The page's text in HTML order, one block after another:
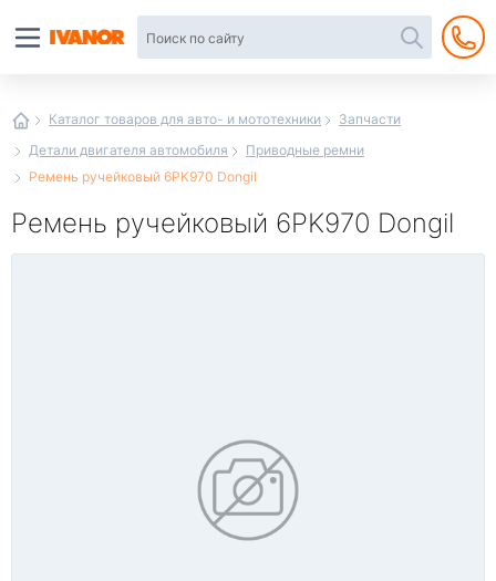
Каталог товаров для авто- и мототехники
Запчасти
Детали двигателя автомобиля
Приводные ремни
Ремень ручейковый 6PK970 Dongil
Ремень ручейковый 6PK970 Dongil
интернет-